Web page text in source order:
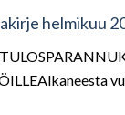
helmikuu